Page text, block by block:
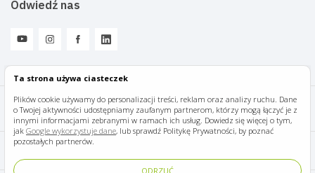
Ta strona używa ciasteczek
Plików cookie używamy do personalizacji treści, reklam oraz analizy ruchu. Dane
o Twojej aktywności udostępniamy zaufanym partnerom, którzy mogą łączyć je z
innymi informacjami zebranymi w ramach ich usług. Dowiedz się więcej o tym,
jak Google wykorzystuje dane, lub sprawdź Politykę Prywatności, by poznać
pozostałych partnerów.
ODRZUĆ
Odwiedź nas
Mazury Travel © 2026
Polityka prywatności